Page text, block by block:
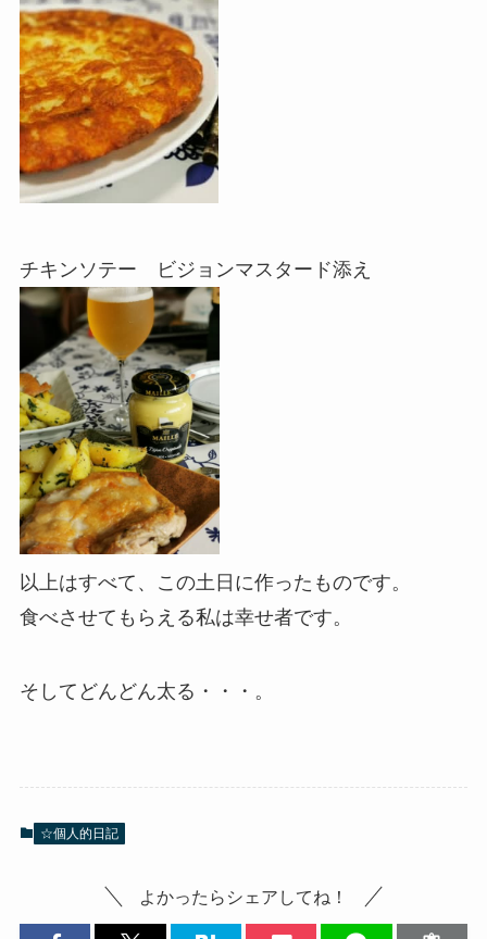
チキンソテー ビジョンマスタード添え
以上はすべて、この土日に作ったものです。
食べさせてもらえる私は幸せ者です。
そしてどんどん太る・・・。
☆個人的日記
よかったらシェアしてね！